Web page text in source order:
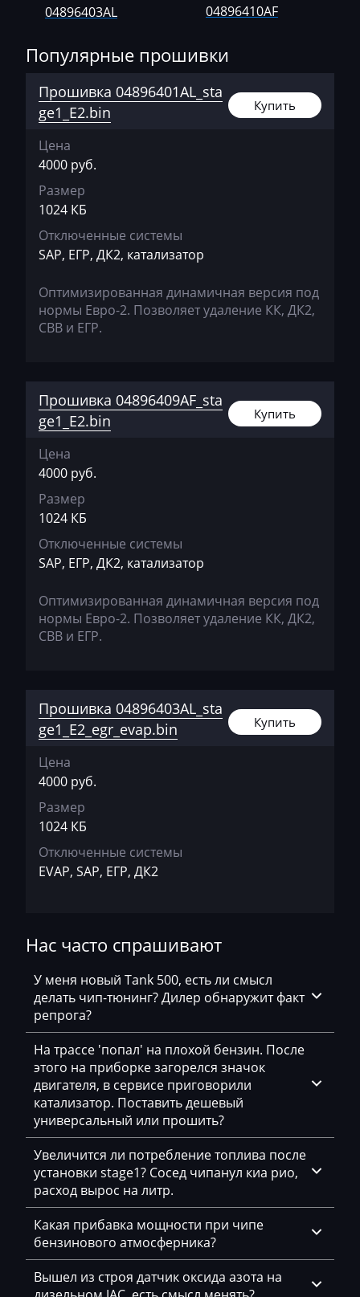
Ausa
AVR
BAIC
Bajaj
Basak
Bauer
BAW
Belgee
Bentley
BMW
Brilliance
Buhler
BYD
Cadillac
Camc
Case
Caterpillar
CFMoto
Changhe
Chery
Chevrolet
Chrysler
Citroen
Claas
Comacchio
Dacia
Daewoo
DAF
Daihatsu
Dammann
Derways
Deutz
Dewulf
Dieci
Dodge
Motorola NGC4
Siemens GPEC3
04896403AL
04896410AF
Популярные прошивки
Прошивка 04896401AL_sta
ge1_E2.bin
Купить
Цена
4000 руб.
Размер
1024 КБ
Отключенные системы
SAP, ЕГР, ДК2, катализатор
Оптимизированная динамичная версия под
нормы Евро-2. Позволяет удаление КК, ДК2,
СВВ и ЕГР.
Прошивка 04896409AF_sta
ge1_E2.bin
Купить
Цена
4000 руб.
Размер
1024 КБ
Отключенные системы
SAP, ЕГР, ДК2, катализатор
Оптимизированная динамичная версия под
нормы Евро-2. Позволяет удаление КК, ДК2,
СВВ и ЕГР.
Прошивка 04896403AL_sta
ge1_E2_egr_evap.bin
Купить
Цена
4000 руб.
Размер
1024 КБ
Отключенные системы
EVAP, SAP, ЕГР, ДК2
Нас часто спрашивают
У меня новый Tank 500, есть ли смысл
делать чип-тюнинг? Дилер обнаружит факт
репрога?
На трассе 'попал' на плохой бензин. После
этого на приборке загорелся значок
двигателя, в сервисе приговорили
катализатор. Поставить дешевый
универсальный или прошить?
Увеличится ли потребление топлива после
установки stage1? Сосед чипанул киа рио,
расход вырос на литр.
Какая прибавка мощности при чипе
бензинового атмосферника?
Вышел из строя датчик оксида азота на